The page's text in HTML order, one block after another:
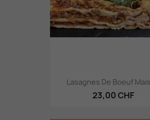
Lasagnes De Boeuf
23,00 CHF